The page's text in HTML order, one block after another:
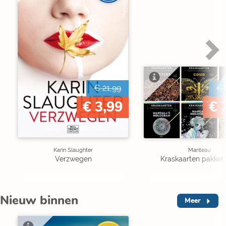
€ 21,99
€ 3,99
Karin Slaughter
Verzwegen
€
€
Manteau
Kraskaarten pakket
Nieuw binnen Meer